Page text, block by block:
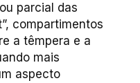
parcial das
compartimentos
a têmpera e a
mais
aspecto